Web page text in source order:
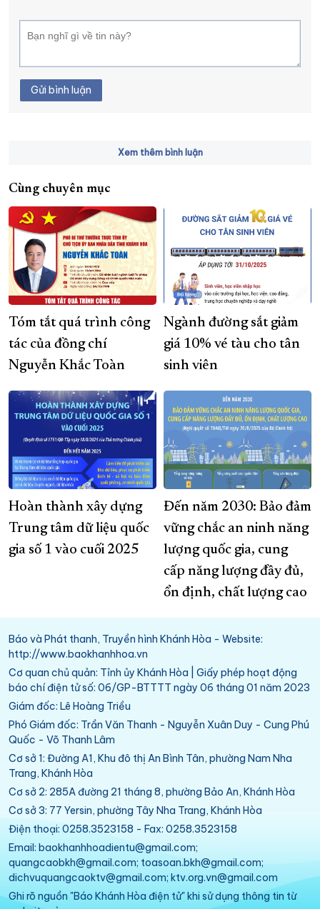
Gửi bình luận
Xem thêm bình luận
Cùng chuyên mục
Tóm tắt quá trình công
tác của đồng chí
Nguyễn Khắc Toàn
Ngành đường sắt giảm
giá 10% vé tàu cho tân
sinh viên
Hoàn thành xây dựng
Trung tâm dữ liệu quốc
gia số 1 vào cuối 2025
Đến năm 2030: Bảo đảm
vững chắc an ninh năng
lượng quốc gia, cung
cấp năng lượng đầy đủ,
ổn định, chất lượng cao
Báo và Phát thanh, Truyền hình Khánh Hòa - Website:
http://www.baokhanhhoa.vn
Cơ quan chủ quản: Tỉnh ủy Khánh Hòa | Giấy phép hoạt động
báo chí điện tử số: 06/GP-BTTTT ngày 06 tháng 01 năm 2023
Giám đốc: Lê Hoàng Triều
Phó Giám đốc: Trần Văn Thanh - Nguyễn Xuân Duy - Cung Phú
Quốc - Võ Thanh Lâm
Cơ sở 1: Đường A1, Khu đô thị An Bình Tân, phường Nam Nha
Trang, Khánh Hòa
Cơ sở 2: 285A đường 21 tháng 8, phường Bảo An, Khánh Hòa
Cơ sở 3: 77 Yersin, phường Tây Nha Trang, Khánh Hòa
Điện thoại: 0258.3523158 - Fax: 0258.3523158
Email: baokhanhhoadientu@gmail.com;
quangcaobkh@gmail.com; toasoan.bkh@gmail.com;
dichvuquangcaoktv@gmail.com; ktv.org.vn@gmail.com
Ghi rõ nguồn "Báo Khánh Hòa điện tử" khi sử dụng thông tin từ